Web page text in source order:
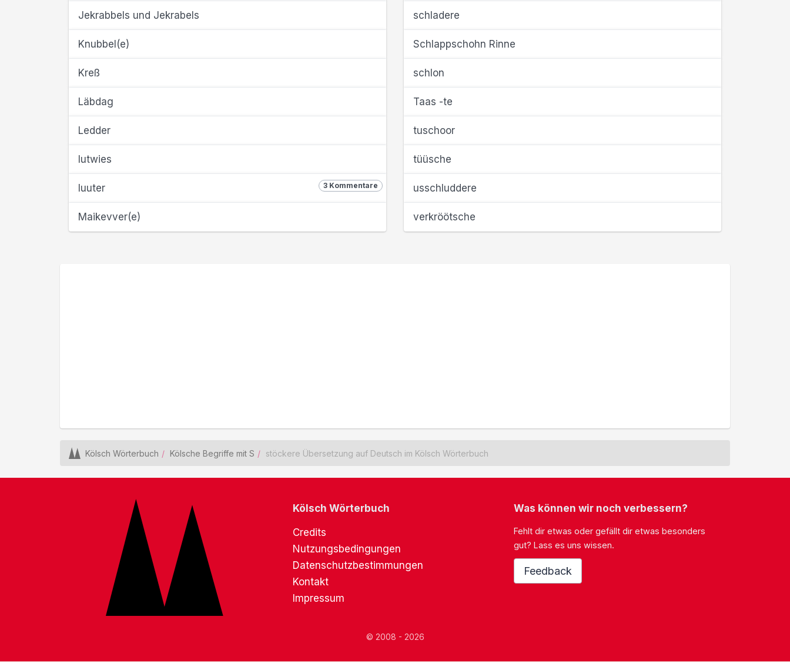
Jekrabbels und Jekrabels
Knubbel(e)
Kreß
Läbdag
Ledder
lutwies
3 Kommentare
luuter
Maikevver(e)
schladere
Schlappschohn Rinne
schlon
Taas -te
tuschoor
tüüsche
usschluddere
verkröötsche
Kölsch Wörterbuch Kölsche Begriffe mit S stöckere Übersetzung auf Deutsch im Kölsch Wörterbuch
Kölsch Wörterbuch
Credits
Nutzungsbedingungen
Datenschutzbestimmungen
Kontakt
Impressum
Was können wir noch verbessern?
Fehlt dir etwas oder gefällt dir etwas besonders
gut? Lass es uns wissen.
Feedback
© 2008 - 2026